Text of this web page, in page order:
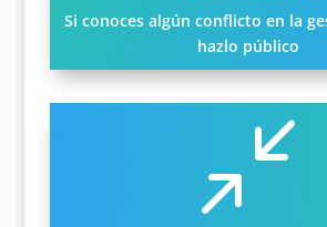
Si conoces algún conflicto en la
hazlo público
/